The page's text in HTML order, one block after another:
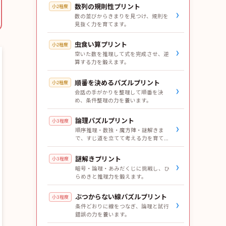
小2程度 数列の規則性プリント
数の並びからきまりを見つけ、規則を
見抜く力を育てます。
›
小2程度 虫食い算プリント
空いた数を推理して式を完成させ、逆
算する力を鍛えます。
›
小2程度 順番を決めるパズルプリント
会話の手がかりを整理して順番を決
め、条件整理の力を養います。
›
小3程度 論理パズルプリント
順序推理・数独・魔方陣・謎解きま
で、すじ道を立てて考える力を育てま
す。
›
小3程度 謎解きプリント
暗号・論理・あみだくじに挑戦し、ひ
らめきと推理力を鍛えます。
›
小3程度 ぶつからない線パズルプリント
条件どおりに線をつなぎ、論理と試行
錯誤の力を養います。
›